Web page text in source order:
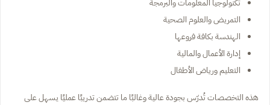
التمريض والعلوم الصحية
الهندسة بكافة فروعها
إدارة الأعمال والمالية
التعليم ورياض الأطفال
هذه التخصصات تُدرّس بجودة عالية وغالبًا ما تتضمن تدريبًا عمليًا يسهل على